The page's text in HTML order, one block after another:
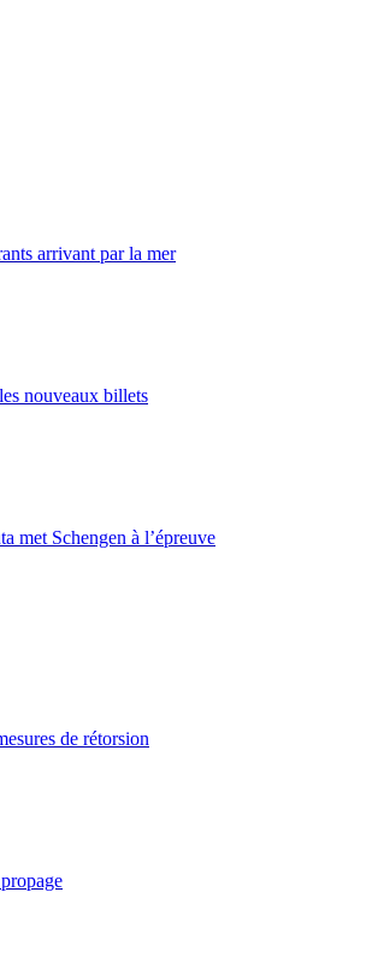
arrivant par la mer
nouveaux billets
met Schengen à l’épreuve
de rétorsion